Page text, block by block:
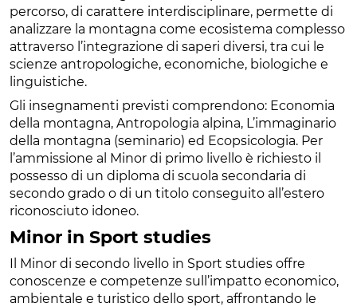
percorso, di carattere interdisciplinare, permette di
analizzare la montagna come ecosistema complesso
attraverso l’integrazione di saperi diversi, tra cui le
scienze antropologiche, economiche, biologiche e
linguistiche.
Gli insegnamenti previsti comprendono: Economia
della montagna, Antropologia alpina, L’immaginario
della montagna (seminario) ed Ecopsicologia. Per
l’ammissione al Minor di primo livello è richiesto il
possesso di un diploma di scuola secondaria di
secondo grado o di un titolo conseguito all’estero
riconosciuto idoneo.
Minor in Sport studies
Il Minor di secondo livello in Sport studies offre
conoscenze e competenze sull’impatto economico,
ambientale e turistico dello sport, affrontando le